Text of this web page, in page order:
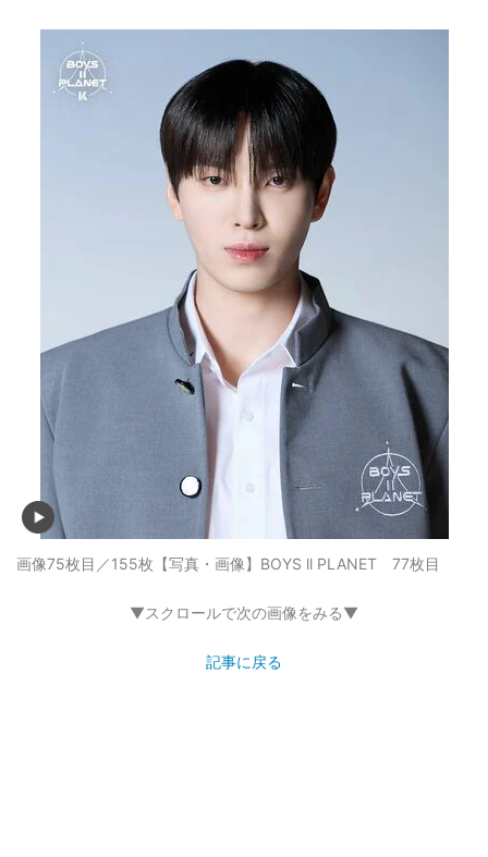
画像75枚目／155枚 【写真・画像】BOYS ll PLANET 77枚目
▼スクロールで次の画像をみる▼
記事に戻る